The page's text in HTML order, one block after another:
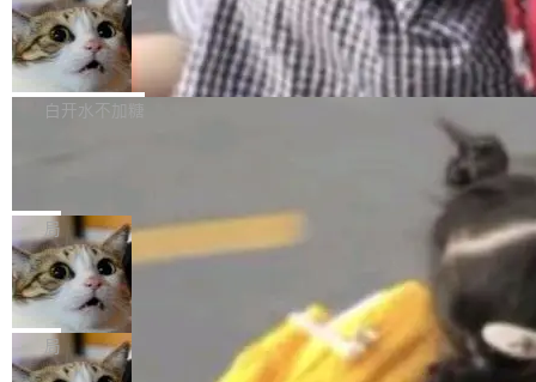
件，附了一封长信，要求 OpenAI 配合调查前苹
果员工带走机密信...
AI帮你干活，现在开启全新体验！ 温馨提示：
体验WorkBuddy鸿蒙PC版前，请将 HUAWEI M
atePad Edge 升级至 HarmonyOS 6.1.0.135S
P9 patch03及以上版本。 *升级路径：设置 > 搜
处理能力和硬件加速支持之外，还有一个特殊之
处：FFmpeg 9.0 的代号是“Lei”。 这个名字，
来自中国开发者雷霄骅（Lei Xiaohua）。 对于
很多中国音视频开发者而言，这个名字并不陌
“启蒙老师”。 而今年，恰好是雷霄骅离世十周
年。FFmpeg 社区最终选择用一个大版本的名
字，留下了这份纪念。 雷霄骅曾是中国传媒大学
数字电视技术方向的博士生，长期从事视频、音
频技...
亚马逊成本失控：AI 写代码烧掉 1215
万元，超预算 860%
外媒近日曝光了亚马逊的多份内部报告显示，AI
导致公司在多个项目上超支。《金融时报》报道
编写程序，目标是完成电商平台作者信息与商品
列表的数据匹配 —— 一项常规的数据处理任
务，最终却产生了 180 万美元的账单，实际支出
超出原定预算 860%。 更令人意外的是，该项目
最终并未成功落地，而高额算力消耗持续运行长
达 5 个月，公司直到财务对账时才察觉异常。这
白开水不加糖
e CEO Clément Delangue 在 CNBC 的采访里
没有拐弯抹角。他说中国正在赢得 AI 竞赛，而
且按目前的速度，中国 AI 工具预计在今年底或
2027 年就能追上美国前沿实验室的水平。 Dela
ngue 把原因归结为一件事：开放协作。中国的
AI 开发者在一个共享和协作的生态里加速迭代，
局
当 AI agent 把源码变成了最好的扩展系
统，开发者工具必须开源
五年前，David Crawshaw 问过很多软件工程师
一个问题：你写过什么给自己用的程序？答案几
乎都是没有。工程师们整天用别人写的程序写程
局